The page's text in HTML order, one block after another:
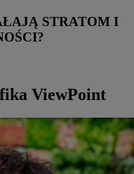
STRATOM I
ViewPoint